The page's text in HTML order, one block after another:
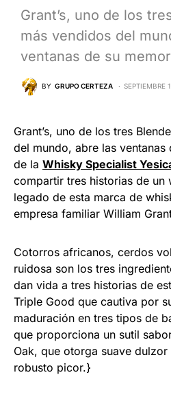
Grant’s, uno de los
más vendidos del
ventanas de su
BY GRUPO CERTEZA SEPTIEMBRE
Grant’s, uno de los tres
del mundo, abre las ventanas
de la Whisky Specialist
compartir tres historias de un
legado de esta marca de
empresa familiar William
Cotorros africanos, cerdos
ruidosa son los tres
dan vida a tres historias de
Triple Good que cautiva por
maduración en tres tipos de
que proporciona un sutil
Oak, que otorga suave
robusto picor.}